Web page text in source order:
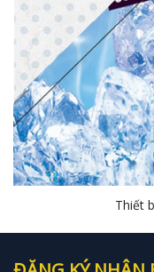
Thiết